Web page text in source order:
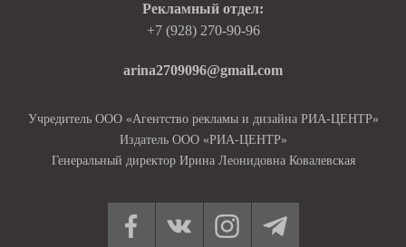
Рекламный отдел:
+7 (928) 270-90-96
arina2709096@gmail.com
Учредитель ООО «Агентство рекламы и дизайна РИА-ЦЕНТР»
Издатель ООО «РИА-ЦЕНТР»
Генеральный директор Ирина Леонидовна Ковалевская